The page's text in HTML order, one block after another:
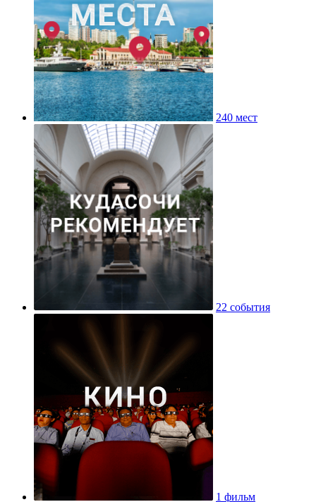
240 мест
22 события
1 фильм